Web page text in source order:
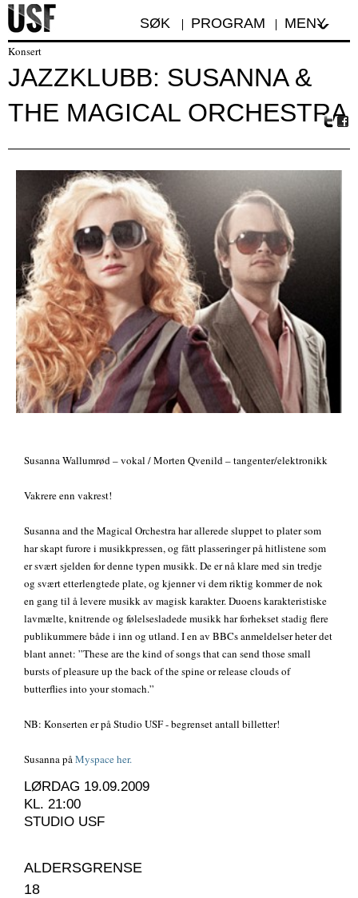
SØK PROGRAM MENY
Konsert
JAZZKLUBB: SUSANNA &
THE MAGICAL ORCHESTRA
r
oo
Susanna Wallumrød – vokal / Morten Qvenild – tangenter/elektronikk
Vakrere enn vakrest!
Susanna and the Magical Orchestra har allerede sluppet to plater som
har skapt furore i musikkpressen, og fått plasseringer på hitlistene som
er svært sjelden for denne typen musikk. De er nå klare med sin tredje
og svært etterlengtede plate, og kjenner vi dem riktig kommer de nok
en gang til å levere musikk av magisk karakter. Duoens karakteristiske
lavmælte, knitrende og følelsesladede musikk har forhekset stadig flere
publikummere både i inn og utland. I en av BBCs anmeldelser heter det
blant annet: ”These are the kind of songs that can send those small
bursts of pleasure up the back of the spine or release clouds of
butterflies into your stomach.”
NB: Konserten er på Studio USF - begrenset antall billetter!
Susanna påMyspace her.
LØRDAG 19.09.2009
KL. 21:00
STUDIO USF
ALDERSGRENSE
18